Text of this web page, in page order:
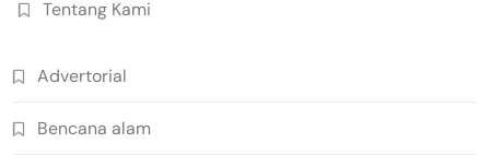
Tentang Kami
Advertorial
Bencana alam